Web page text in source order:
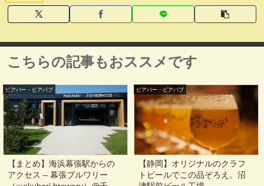
こちらの記事もおススメです
ビアバー・ビアパブ
【まとめ】海浜幕張駅からの
アクセス – 幕張ブルワリー
ビアバー・ビアパブ
【静岡】オリジナルのクラフ
トビールでこの品ぞろえ。沼